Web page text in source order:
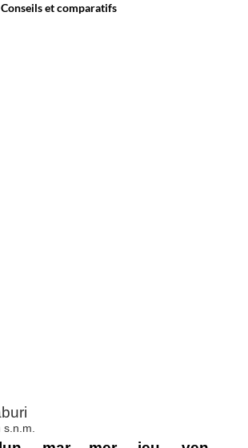
Conseils et comparatifs